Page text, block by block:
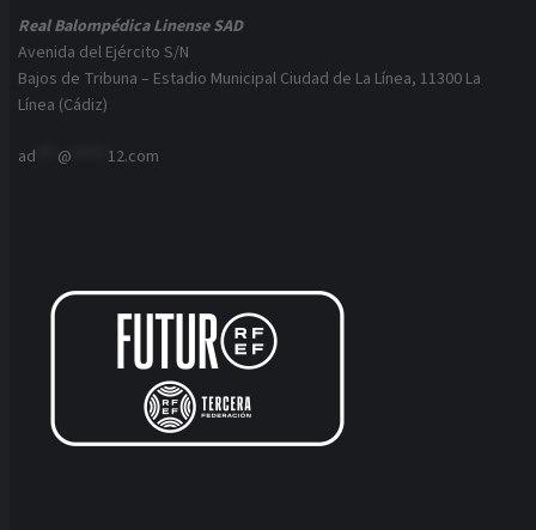
Real Balompédica Linense SAD
Avenida del Ejército S/N
Bajos de Tribuna – Estadio Municipal Ciudad de La Línea, 11300 La
Línea (Cádiz)
ad @ 12.com